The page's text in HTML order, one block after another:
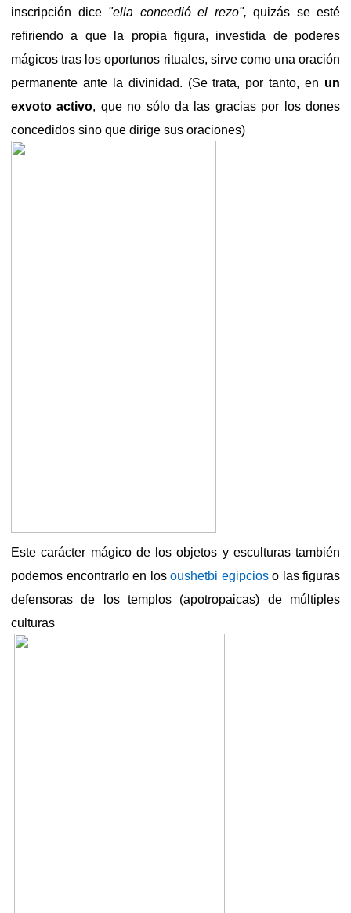
inscripción dice "ella concedió el rezo", quizás se esté
refiriendo a que la propia figura, investida de poderes
mágicos tras los oportunos rituales, sirve como una oración
permanente ante la divinidad. (Se trata, por tanto, en un
exvoto activo, que no sólo da las gracias por los dones
concedidos sino que dirige sus oraciones)
Este carácter mágico de los objetos y esculturas también
podemos encontrarlo en los oushetbi egipcioso las figuras
defensoras de los templos (apotropaicas) de múltiples
culturas